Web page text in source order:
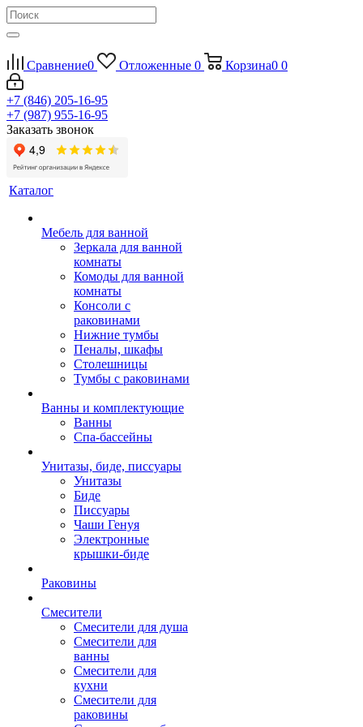
Сравнение0 Отложенные 0 Корзина0 0
+7 (846) 205-16-95
+7 (987) 955-16-95
Заказать звонок
Каталог
Мебель для ванной
Зеркала для ванной
комнаты
Комоды для ванной
комнаты
Консоли с
раковинами
Нижние тумбы
Пеналы, шкафы
Столешницы
Тумбы с раковинами
Ванны и комплектующие
Ванны
Спа-бассейны
Унитазы, биде, писсуары
Унитазы
Биде
Писсуары
Чаши Генуя
Электронные
крышки-биде
Раковины
Смесители
Смесители для душа
Смесители для
ванны
Смесители для
кухни
Смесители для
раковины